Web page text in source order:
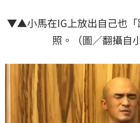
▼▲小馬在IG上放出自己也「
照。（圖／翻攝自